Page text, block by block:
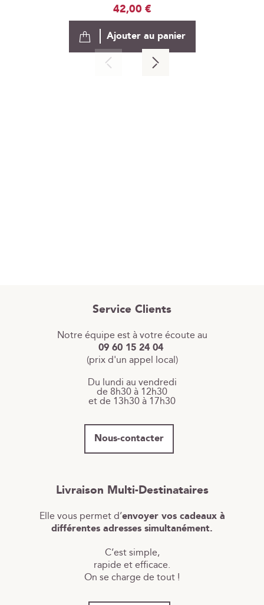
42,00 €
Ajouter au panier
Service Clients
Notre équipe est à votre écoute au
09 60 15 24 04
(prix d'un appel local)
Du lundi au vendredi
de 8h30 à 12h30
et de 13h30 à 17h30
Nous-contacter
Livraison Multi-Destinataires
Elle vous permet d’envoyer vos cadeaux à
différentes adresses simultanément.
C’est simple,
rapide et efficace.
On se charge de tout !